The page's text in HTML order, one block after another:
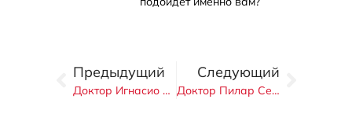
Предыдущий
Доктор Игнасио Муньос Криадо
Следующий
Доктор Пилар Серрано